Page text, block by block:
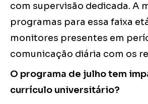
com supervisão dedicada. A
programas para essa faixa
monitores presentes em
comunicação diária com os
O programa de julho tem
currículo universitário?